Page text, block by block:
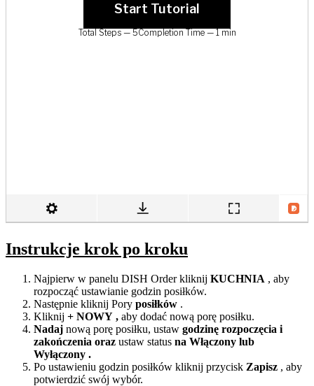
Instrukcje krok po kroku
Najpierw w panelu DISH Order kliknij KUCHNIA , aby
rozpocząć ustawianie godzin posiłków.
Następnie kliknij Pory posiłków .
Kliknij + NOWY , aby dodać nową porę posiłku.
Nadaj nową porę posiłku, ustaw godzinę rozpoczęcia i
zakończenia oraz ustaw status na Włączony lub
Wyłączony .
Po ustawieniu godzin posiłków kliknij przycisk Zapisz , aby
potwierdzić swój wybór.